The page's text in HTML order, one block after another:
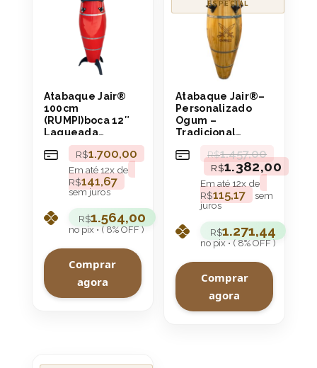
Atabaque Jair®
100cm
(RUMPI)boca 12″
Laqueada
Vermelho Aro
Confortável
R$1.700,00
Em até12x de
R$141,67
sem juros
R$1.564,00
no pix • ( 8% OFF )
Comprar
agora
Atabaque Jair®–
Personalizado
Ogum –
Tradicional
boca 12″ Aro
Confortável
R$1.457,00
R$1.382,00
Em até12x de
R$115,17
sem
juros
R$1.271,44
no pix • ( 8% OFF )
Comprar
agora